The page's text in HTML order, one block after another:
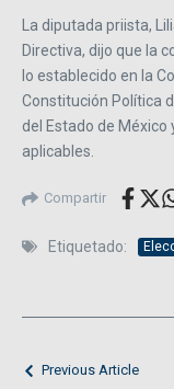
La diputada priista,
Directiva, dijo que la
lo establecido en la
Constitución Política
del Estado de
aplicables.
Compartir
Etiquetado:
Previous Article